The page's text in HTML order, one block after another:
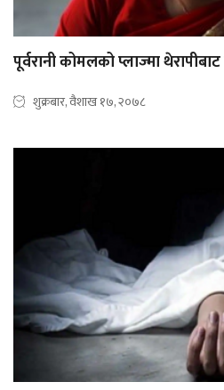
पूर्वरानी कोमलको प्लाज्मा
शुक्रबार, वैशाख १७, २०७८